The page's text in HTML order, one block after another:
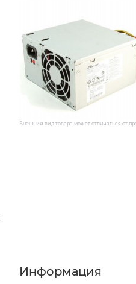
Внешний вид товара может отличаться от
Информация